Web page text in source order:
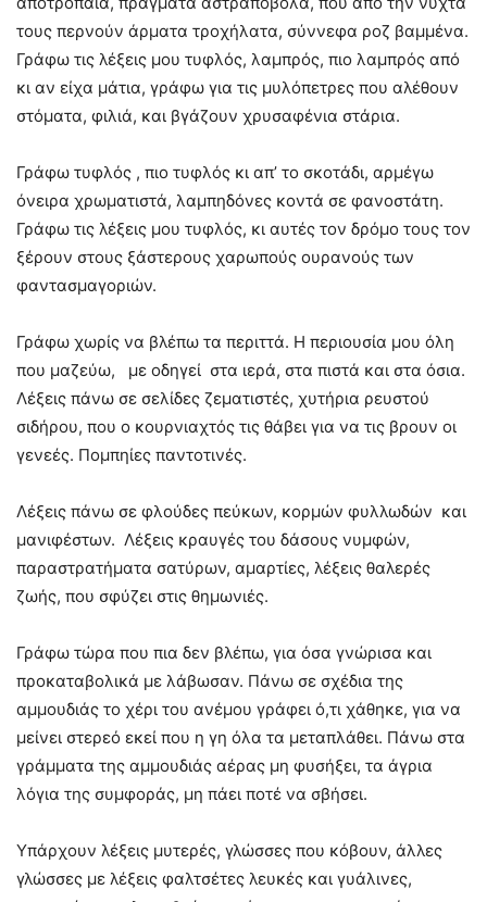
τους περνούν άρματα τροχήλατα, σύννεφα ροζ βαμμένα.
Γράφω τις λέξεις μου τυφλός, λαμπρός, πιο λαμπρός από
κι αν είχα μάτια, γράφω για τις μυλόπετρες που αλέθουν
στόματα, φιλιά, και βγάζουν χρυσαφένια στάρια.
Γράφω τυφλός , πιο τυφλός κι απ’ το σκοτάδι, αρμέγω
όνειρα χρωματιστά, λαμπηδόνες κοντά σε φανοστάτη.
Γράφω τις λέξεις μου τυφλός, κι αυτές τον δρόμο τους τον
ξέρουν στους ξάστερους χαρωπούς ουρανούς των
φαντασμαγοριών.
Γράφω χωρίς να βλέπω τα περιττά. Η περιουσία μου όλη
που μαζεύω, με οδηγεί στα ιερά, στα πιστά και στα όσια.
Λέξεις πάνω σε σελίδες ζεματιστές, χυτήρια ρευστού
σιδήρου, που ο κουρνιαχτός τις θάβει για να τις βρουν οι
γενεές. Πομπηίες παντοτινές.
Λέξεις πάνω σε φλούδες πεύκων, κορμών φυλλωδών και
μανιφέστων. Λέξεις κραυγές του δάσους νυμφών,
παραστρατήματα σατύρων, αμαρτίες, λέξεις θαλερές
ζωής, που σφύζει στις θημωνιές.
Γράφω τώρα που πια δεν βλέπω, για όσα γνώρισα και
προκαταβολικά με λάβωσαν. Πάνω σε σχέδια της
αμμουδιάς το χέρι του ανέμου γράφει ό,τι χάθηκε, για να
μείνει στερεό εκεί που η γη όλα τα μεταπλάθει. Πάνω στα
γράμματα της αμμουδιάς αέρας μη φυσήξει, τα άγρια
λόγια της συμφοράς, μη πάει ποτέ να σβήσει.
Υπάρχουν λέξεις μυτερές, γλώσσες που κόβουν, άλλες
γλώσσες με λέξεις φαλτσέτες λευκές και γυάλινες,